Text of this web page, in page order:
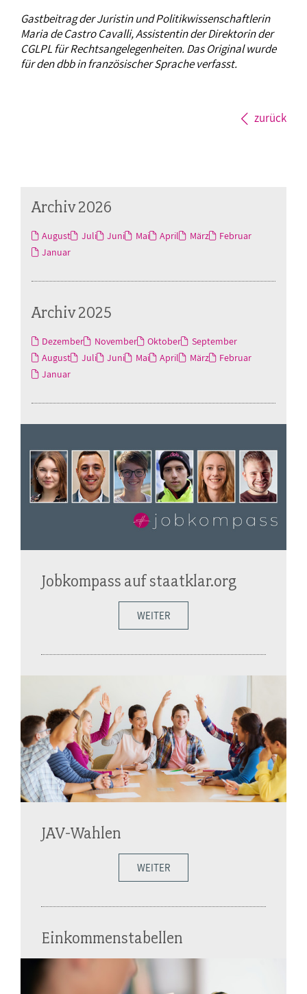
Gastbeitrag der Juristin und Politikwissenschaftlerin
Maria de Castro Cavalli, Assistentin der Direktorin der
CGLPL für Rechtsangelegenheiten. Das Original wurde
für den dbb in französischer Sprache verfasst.
zurück
Archiv 2026
August Juli Juni Mai April März
Februar
Januar
Archiv 2025
Dezember November Oktober
September
August
Juli Juni Mai April März
Februar
Januar
Jobkompass auf staatklar.org
WEITER
JAV-Wahlen
WEITER
Einkommenstabellen